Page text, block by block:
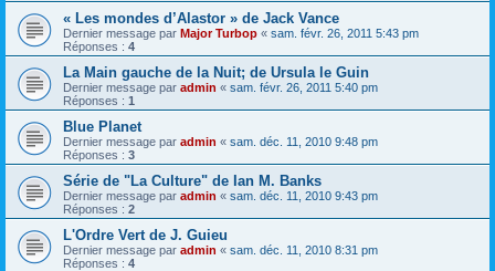
« Les mondes d’Alastor » de Jack Vance
Dernier message par Major Turbop « sam. févr. 26, 2011 5:43 pm
Réponses : 4
La Main gauche de la Nuit; de Ursula le Guin
Dernier message par admin « sam. févr. 26, 2011 5:40 pm
Réponses : 1
Blue Planet
Dernier message par admin « sam. déc. 11, 2010 9:48 pm
Réponses : 3
Série de "La Culture" de Ian M. Banks
Dernier message par admin « sam. déc. 11, 2010 9:43 pm
Réponses : 2
L'Ordre Vert de J. Guieu
Dernier message par admin « sam. déc. 11, 2010 8:31 pm
Réponses : 4